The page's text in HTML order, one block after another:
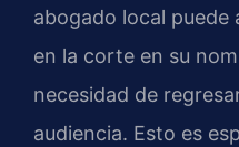
abogado local puede
en la corte en su
necesidad de
audiencia. Esto es